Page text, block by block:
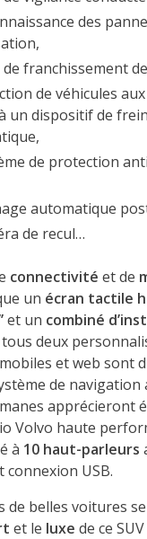
des
de franchissement
de véhicules
un dispositif de
de protection
automatique
de recul…
connectivité et de
un écran tactile
et un combiné
tous deux
et web sont
de navigation
apprécieront
Volvo haute
à 10 haut-parleurs
connexion USB.
de belles voitures
et le luxe de ce